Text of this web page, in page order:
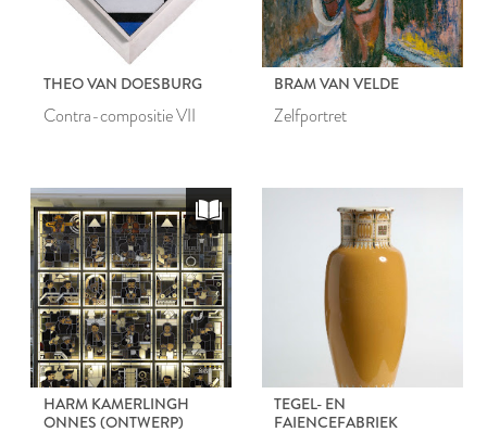
THEO VAN DOESBURG
Contra-compositie VII
BRAM VAN VELDE
Zelfportret
HARM KAMERLINGH
ONNES (ONTWERP)
TEGEL- EN
FAIENCEFABRIEK